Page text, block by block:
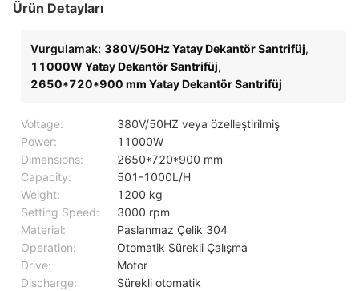
Ürün Detayları
Vurgulamak: 380V/50Hz Yatay Dekantör Santrifüj,
11000W Yatay Dekantör Santrifüj,
2650*720*900 mm Yatay Dekantör Santrifüj
Voltage:
380V/50HZ veya özelleştirilmiş
Power:
11000W
Dimensions:
2650*720*900 mm
Capacity:
501-1000L/H
Weight:
1200 kg
Setting Speed:
3000 rpm
Material:
Paslanmaz Çelik 304
Operation:
Otomatik Sürekli Çalışma
Drive:
Motor
Discharge:
Sürekli otomatik